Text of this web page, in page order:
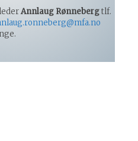
Annlaug Rønnebergtlf.